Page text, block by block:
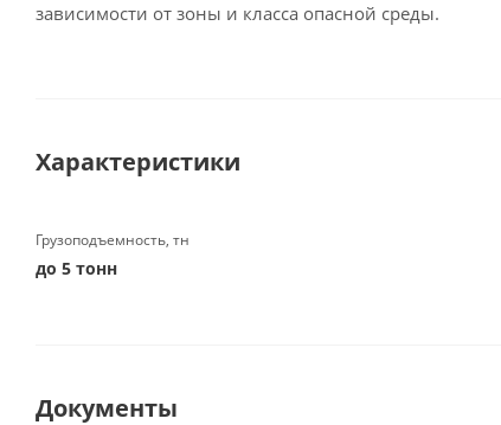
зависимости от зоны и класса опасной среды.
Характеристики
Грузоподъемность, тн
до 5 тонн
Документы